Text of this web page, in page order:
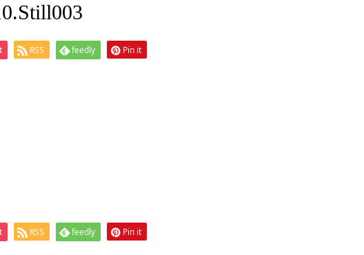
RSS feedly Pin it
RSS feedly Pin it